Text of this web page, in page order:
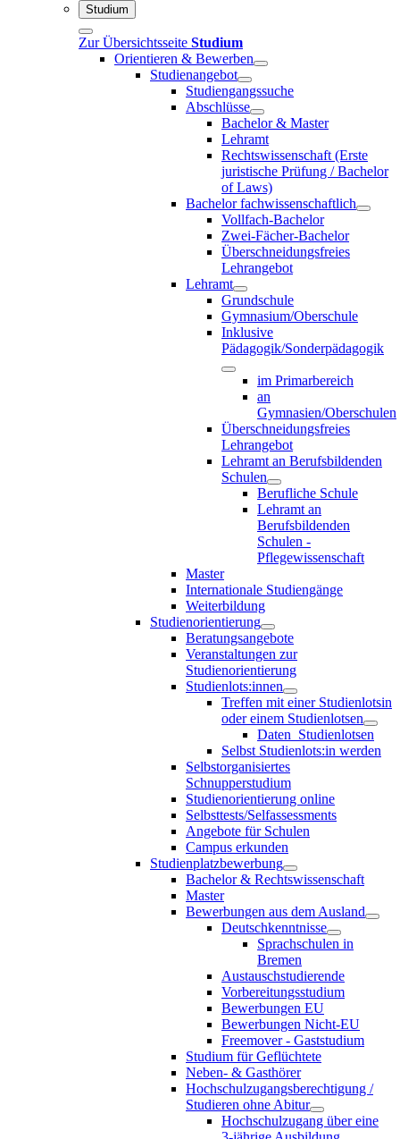
Studium
Zur Übersichtsseite Studium
Orientieren & Bewerben
Studienangebot
Studiengangssuche
Abschlüsse
Bachelor & Master
Lehramt
Rechtswissenschaft (Erste
juristische Prüfung / Bachelor
of Laws)
Bachelor fachwissenschaftlich
Vollfach-Bachelor
Zwei-Fächer-Bachelor
Überschneidungsfreies
Lehrangebot
Lehramt
Grundschule
Gymnasium/Oberschule
Inklusive
Pädagogik/Sonderpädagogik
im Primarbereich
an
Gymnasien/Oberschulen
Überschneidungsfreies
Lehrangebot
Lehramt an Berufsbildenden
Schulen
Berufliche Schule
Lehramt an
Berufsbildenden
Schulen -
Pflegewissenschaft
Master
Internationale Studiengänge
Weiterbildung
Studienorientierung
Beratungsangebote
Veranstaltungen zur
Studienorientierung
Studienlots:innen
Treffen mit einer Studienlotsin
oder einem Studienlotsen
Daten_Studienlotsen
Selbst Studienlots:in werden
Selbstorganisiertes
Schnupperstudium
Studienorientierung online
Selbsttests/Selfassessments
Angebote für Schulen
Campus erkunden
Studienplatzbewerbung
Bachelor & Rechtswissenschaft
Master
Bewerbungen aus dem Ausland
Deutschkenntnisse
Sprachschulen in
Bremen
Austauschstudierende
Vorbereitungsstudium
Bewerbungen EU
Bewerbungen Nicht-EU
Freemover - Gaststudium
Studium für Geflüchtete
Neben- & Gasthörer
Hochschulzugangsberechtigung /
Studieren ohne Abitur
Hochschulzugang über eine